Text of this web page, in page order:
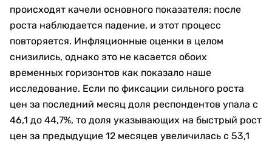
происходят качели основного показателя: после
роста наблюдается падение, и этот процесс
повторяется. Инфляционные оценки в целом
снизились, однако это не касается обоих
временных горизонтов как показало наше
исследование. Если по фиксации сильного роста
цен за последний месяц доля респондентов упала с
46,1 до 44,7%, то доля указывающих на быстрый рост
цен за предыдущие 12 месяцев увеличилась с 53,1